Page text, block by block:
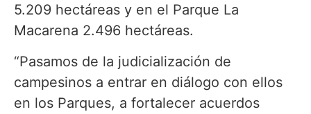
5.209 hectáreas y en el Parque La
Macarena 2.496 hectáreas.
“Pasamos de la judicialización de
campesinos a entrar en diálogo con ellos
en los Parques, a fortalecer acuerdos